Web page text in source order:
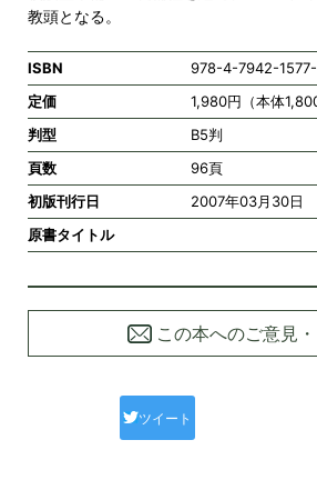
教頭となる。
ISBN
978-4-7942-
定価
1,980円（本体
判型
B5判
頁数
96頁
初版刊行日
2007年03月30日
原書タイトル
この本へのご意見
ツイート